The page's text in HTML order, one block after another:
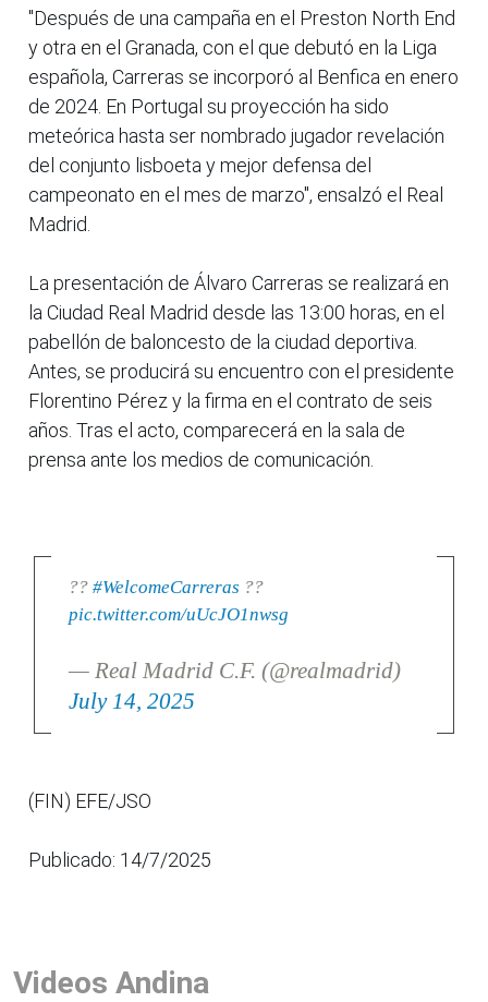
"Después de una campaña en el Preston North End
y otra en el Granada, con el que debutó en la Liga
española, Carreras se incorporó al Benfica en enero
de 2024. En Portugal su proyección ha sido
meteórica hasta ser nombrado jugador revelación
del conjunto lisboeta y mejor defensa del
campeonato en el mes de marzo", ensalzó el Real
Madrid.
La presentación de Álvaro Carreras se realizará en
la Ciudad Real Madrid desde las 13:00 horas, en el
pabellón de baloncesto de la ciudad deportiva.
Antes, se producirá su encuentro con el presidente
Florentino Pérez y la firma en el contrato de seis
años. Tras el acto, comparecerá en la sala de
prensa ante los medios de comunicación.
?? #WelcomeCarreras ??
pic.twitter.com/uUcJO1nwsg
— Real Madrid C.F. (@realmadrid)
July 14, 2025
(FIN) EFE/JSO
Publicado: 14/7/2025
Videos Andina